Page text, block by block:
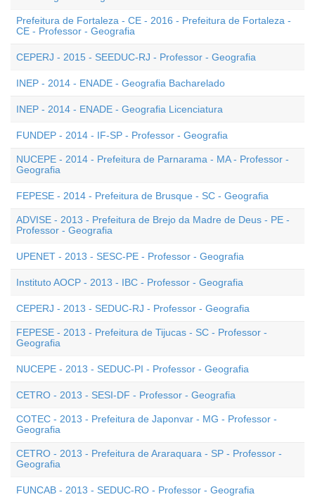
Prefeitura de Fortaleza - CE - 2016 - Prefeitura de Fortaleza -
CE - Professor - Geografia
CEPERJ - 2015 - SEEDUC-RJ - Professor - Geografia
INEP - 2014 - ENADE - Geografia Bacharelado
INEP - 2014 - ENADE - Geografia Licenciatura
FUNDEP - 2014 - IF-SP - Professor - Geografia
NUCEPE - 2014 - Prefeitura de Parnarama - MA - Professor -
Geografia
FEPESE - 2014 - Prefeitura de Brusque - SC - Geografia
ADVISE - 2013 - Prefeitura de Brejo da Madre de Deus - PE -
Professor - Geografia
UPENET - 2013 - SESC-PE - Professor - Geografia
Instituto AOCP - 2013 - IBC - Professor - Geografia
CEPERJ - 2013 - SEDUC-RJ - Professor - Geografia
FEPESE - 2013 - Prefeitura de Tijucas - SC - Professor -
Geografia
NUCEPE - 2013 - SEDUC-PI - Professor - Geografia
CETRO - 2013 - SESI-DF - Professor - Geografia
COTEC - 2013 - Prefeitura de Japonvar - MG - Professor -
Geografia
CETRO - 2013 - Prefeitura de Araraquara - SP - Professor -
Geografia
FUNCAB - 2013 - SEDUC-RO - Professor - Geografia